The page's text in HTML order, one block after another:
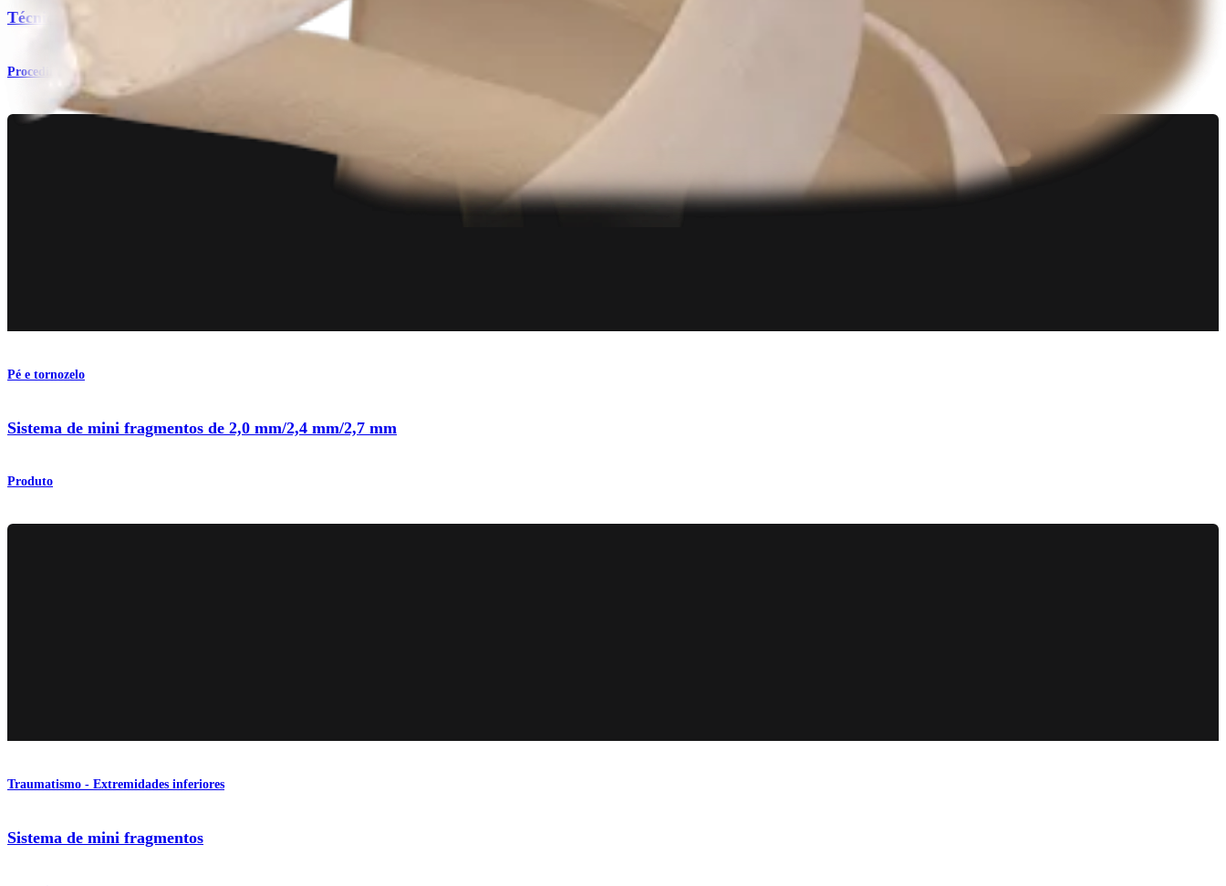
Técnica com mini placas para fragmento
Procedimento
Pé e tornozelo
Sistema de mini fragmentos de 2,0 mm/2,4 mm/2,7 mm
Produto
Traumatismo - Extremidades inferiores
Sistema de mini fragmentos